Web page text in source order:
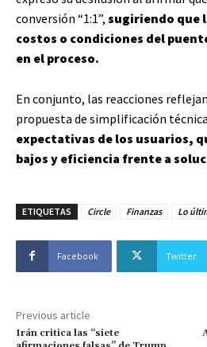
conversión “1:1”, sugiriendo que
costos o condiciones del
en el proceso.
En conjunto, las reacciones
propuesta de simplificación
expectativas de los usuarios,
bajos y eficiencia frente a
ETIQUETAS Circle Finanzas Lo
Facebook Twitter
Previous article
Irán critica las “siete